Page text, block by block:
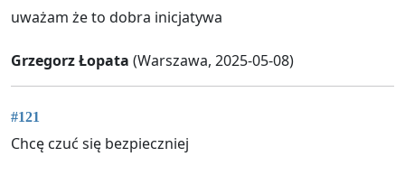
uważam że to dobra inicjatywa
Grzegorz Łopata (Warszawa, 2025-05-08)
#121
Chcę czuć się bezpieczniej